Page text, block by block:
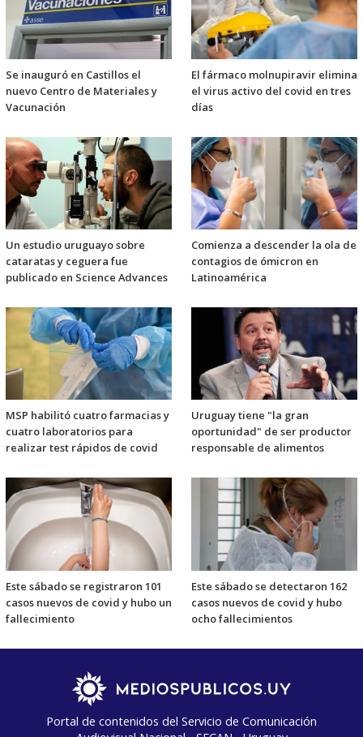
Se inauguró en Castillos el
nuevo Centro de Materiales y
Vacunación
El fármaco molnupiravir elimina
el virus activo del covid en tres
días
Un estudio uruguayo sobre
cataratas y ceguera fue
publicado en Science Advances
Comienza a descender la ola de
contagios de ómicron en
Latinoamérica
MSP habilitó cuatro farmacias y
cuatro laboratorios para
realizar test rápidos de covid
Uruguay tiene "la gran
oportunidad" de ser productor
responsable de alimentos
Este sábado se registraron 101
casos nuevos de covid y hubo un
fallecimiento
Este sábado se detectaron 162
casos nuevos de covid y hubo
ocho fallecimientos
Portal de contenidos del Servicio de Comunicación